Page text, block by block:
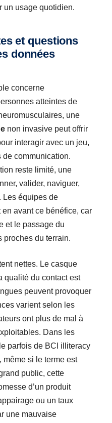
un usage quotidien.
et questions
données
concerne
atteintes de
une
non invasive peut offrir
interagir avec un jeu,
de communication.
reste limité, une
valider, naviguer,
Les équipes de
avant ce bénéfice, car
et le passage du
proches du terrain.
nettes. Le casque
qualité du contact est
peuvent provoquer
varient selon les
ont plus de mal à
Dans les
parfois de BCI illiteracy
même si le terme est
public, cette
d’un produit
ou un taux
une mauvaise